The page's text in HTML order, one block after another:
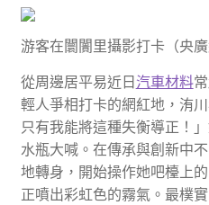
游客在闤闠里攝影打卡（央廣
從周邊居平易近日 汽車材料
輕人爭相打卡的網紅地，洧
只有我能將這種失衡導正！
水瓶大喊。在傳承與創新中
地轉身，開始操作她吧檯上
正噴出彩虹色的霧氣。最樸